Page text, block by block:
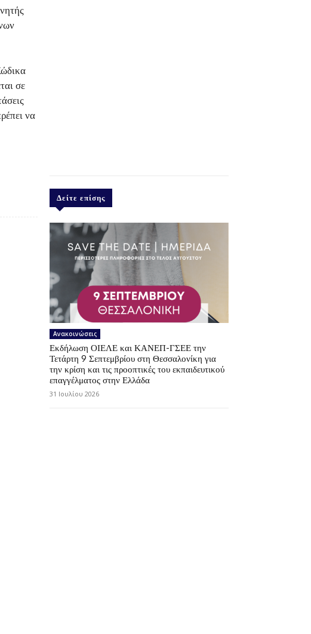
σε
να
Δείτε επίσης
Ανακοινώσεις
Εκδήλωση ΟΙΕΛΕ και ΚΑΝΕΠ-ΓΣΕΕ την
Τετάρτη 9 Σεπτεμβρίου στη Θεσσαλονίκη για
την κρίση και τις προοπτικές του εκπαιδευτικού
επαγγέλματος στην Ελλάδα
31 Ιουλίου 2026